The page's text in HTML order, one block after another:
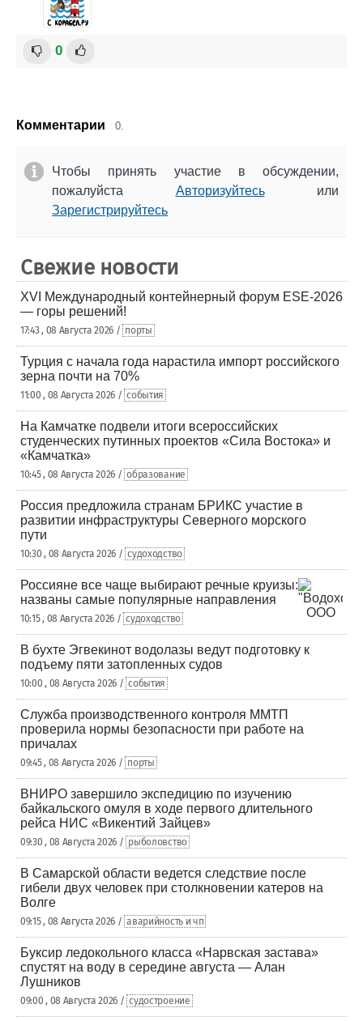
0
Комментарии 0.
Чтобы принять участие в обсуждении,
пожалуйста Авторизуйтесьили
Зарегистрируйтесь
Свежие новости
XVI Международный контейнерный форум ESE-2026
— горы решений!
17:43 , 08 Августа 2026 / порты
Турция с начала года нарастила импорт российского
зерна почти на 70%
11:00 , 08 Августа 2026 / события
На Камчатке подвели итоги всероссийских
студенческих путинных проектов «Сила Востока» и
«Камчатка»
10:45 , 08 Августа 2026 / образование
Россия предложила странам БРИКС участие в
развитии инфраструктуры Северного морского
пути
10:30 , 08 Августа 2026 / судоходство
Россияне все чаще выбирают речные круизы:
названы самые популярные направления
10:15 , 08 Августа 2026 / судоходство
В бухте Эгвекинот водолазы ведут подготовку к
подъему пяти затопленных судов
10:00 , 08 Августа 2026 / события
Служба производственного контроля ММТП
проверила нормы безопасности при работе на
причалах
09:45 , 08 Августа 2026 / порты
ВНИРО завершило экспедицию по изучению
байкальского омуля в ходе первого длительного
рейса НИС «Викентий Зайцев»
09:30 , 08 Августа 2026 / рыболовство
В Самарской области ведется следствие после
гибели двух человек при столкновении катеров на
Волге
09:15 , 08 Августа 2026 / аварийность и чп
Буксир ледокольного класса «Нарвская застава»
спустят на воду в середине августа — Алан
Лушников
09:00 , 08 Августа 2026 / судостроение